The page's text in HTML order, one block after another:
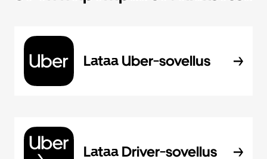
Lataa Uber-sovellus
Lataa Driver-sovellus